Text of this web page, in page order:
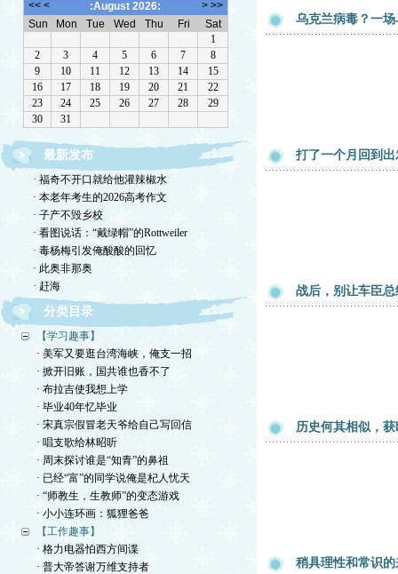
最新发布
· 福奇不开口就给他灌辣椒水
· 本老年考生的2026高考作文
· 子产不毁乡校
· 看图说话：“戴绿帽”的Rottweiler
· 毒杨梅引发俺酸酸的回忆
· 此奥非那奥
· 赶海
分类目录
【学习趣事】
· 美军又要逛台湾海峡，俺支一招
· 掀开旧账，国共谁也香不了
· 布拉吉使我想上学
· 毕业40年忆毕业
· 宋真宗假冒老天爷给自己写回信
· 唱支歌给林昭听
· 周末探讨谁是“知青”的鼻祖
· 已经“富”的同学说俺是杞人忧天
· “师教生，生教师”的变态游戏
· 小小连环画：狐狸爸爸
【工作趣事】
· 格力电器怕西方间谍
· 普大帝答谢万维支持者
乌克兰病毒？一
打了一个月回到
战后，别让车臣
历史何其相似，
稍具理性和常识